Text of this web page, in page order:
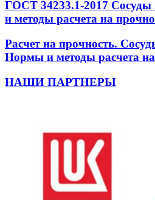
ГОСТ 34233.1-2017
и методы расчета на
Расчет на прочность.
Нормы и методы расчета
НАШИ ПАРТНЕРЫ